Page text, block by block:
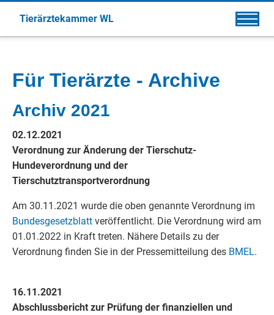
Tierärztekammer WL
Für Tierärzte - Archive
Archiv 2021
02.12.2021
Verordnung zur Änderung der Tierschutz-
Hundeverordnung und der
Tierschutztransportverordnung
Am 30.11.2021 wurde die oben genannte Verordnung im
Bundesgesetzblatt veröffentlicht. Die Verordnung wird am
01.01.2022 in Kraft treten. Nähere Details zu der
Verordnung finden Sie in der Pressemitteilung des BMEL.
16.11.2021
Abschlussbericht zur Prüfung der finanziellen und